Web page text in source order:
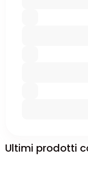
Ultimi prodotti